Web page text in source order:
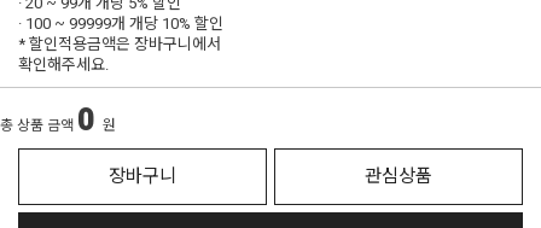
· 100 ~ 99999개 개당 10% 할인
* 할인적용금액은 장바구니에서
확인해주세요.
총 상품 금액 0 원
장바구니 관심상품